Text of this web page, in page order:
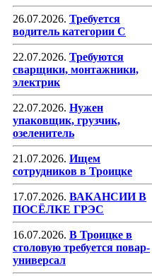
26.07.2026. Требуется
водитель категории С
22.07.2026. Требуются
сварщики, монтажники,
электрик
22.07.2026. Нужен
упаковщик, грузчик,
озеленитель
21.07.2026. Ищем
сотрудников в Троицке
17.07.2026. ВАКАНСИИ В
ПОСЁЛКЕ ГРЭС
16.07.2026. В Троицке в
столовую требуется повар-
универсал